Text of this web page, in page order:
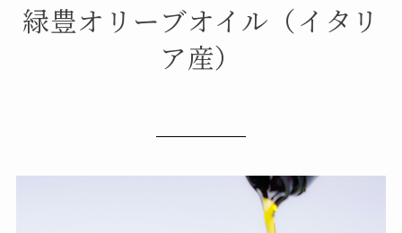
緑豊オリーブオイル（イタリ
ア産）